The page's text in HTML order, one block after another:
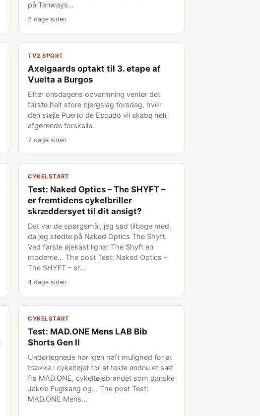
på Tenways…
2 dage siden
TV2 SPORT
Axelgaards optakt til 3. etape af
Vuelta a Burgos
Efter onsdagens opvarmning venter det
første helt store bjergslag torsdag, hvor
den stejle Puerto de Escudo vil skabe helt
afgørende forskelle.
2 dage siden
CYKELSTART
Test: Naked Optics – The SHYFT –
er fremtidens cykelbriller
skræddersyet til dit ansigt?
Det var de spørgsmål, jeg sad tilbage med,
da jeg stødte på Naked Optics The Shyft.
Ved første øjekast ligner The Shyft en
moderne... The post Test: Naked Optics –
The SHYFT – er…
4 dage siden
CYKELSTART
Test: MAD.ONE Mens LAB Bib
Shorts Gen II
Undertegnede har igen haft mulighed for at
trække i cykeltøjet for at teste endnu et sæt
fra MAD.ONE, cykeltøjsbrandet som danske
Jakob Fuglsang og... The post Test:
MAD.ONE Mens…